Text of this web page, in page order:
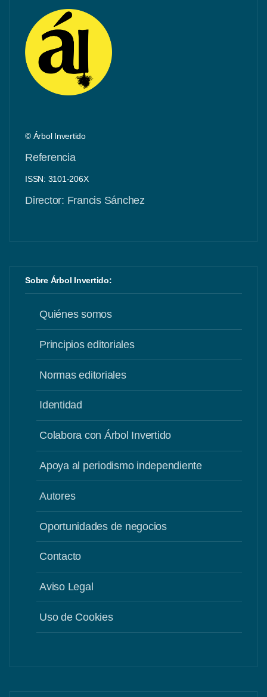
© Árbol Invertido
Referencia
ISSN: 3101-206X
Director: Francis Sánchez
Sobre Árbol Invertido:
Quiénes somos
Principios editoriales
Normas editoriales
Identidad
Colabora con Árbol Invertido
Apoya al periodismo independiente
Autores
Oportunidades de negocios
Contacto
Aviso Legal
Uso de Cookies